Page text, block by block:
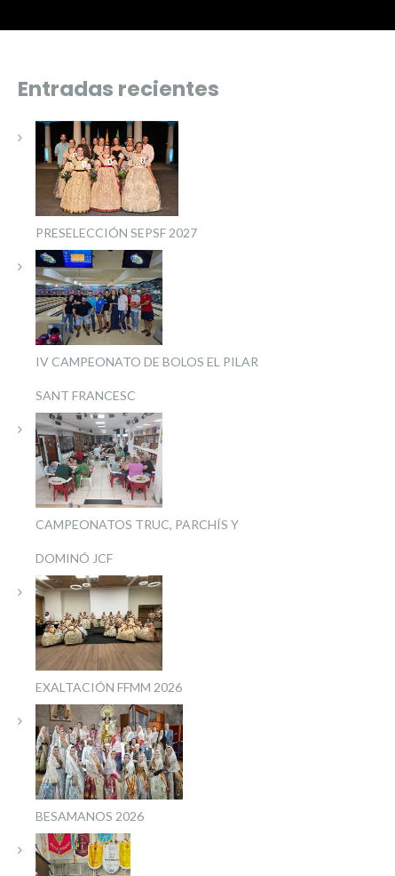
Entradas recientes
PRESELECCIÓN SEPSF 2027
IV CAMPEONATO DE BOLOS EL PILAR
SANT FRANCESC
CAMPEONATOS TRUC, PARCHÍS Y
DOMINÓ JCF
EXALTACIÓN FFMM 2026
BESAMANOS 2026